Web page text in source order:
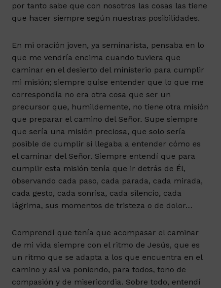
por tanto sabe que con nosotros las cosas las tiene
que hacer siempre según nuestras posibilidades.
En mi oración joven, ya seminarista, pensaba en lo
que me vendría encima cuando tuviera que
caminar en el desierto del ministerio para cumplir
mi misión; siempre quise entender que lo que me
correspondía no era otra cosa que ser un
precursor que, humildemente, no tiene otra misión
que preparar el camino del Señor. Supe siempre
que sería una misión preciosa, que solo sería
posible de cumplir si llegaba a entender cómo es
el caminar del Señor. Siempre entendí que para
cumplir esta misión tenía que ir detrás de Él,
observando cada paso, cada parada, cada mirada,
cada gesto, cada sonrisa, cada silencio, cada
lágrima, sus momentos de tristeza o de dolor…
Comprendí que tenía que acompasar el caminar
de mi vida siempre con el ritmo de Jesús, que es
un ritmo que se adapta a los que encuentra en el
camino y así va poniendo, para todos, tono de
compasión y de misericordia. Sobre todo, entendí